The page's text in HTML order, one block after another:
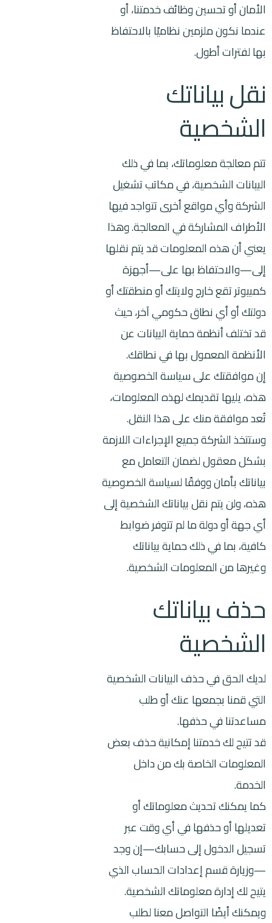
الأمان أو تحسين وظائف خدمتنا، أو
عندما نكون ملزمين نظاميًا بالاحتفاظ
بها لفترات أطول.
نقل بياناتك
الشخصية
تتم معالجة معلوماتك، بما في ذلك
البيانات الشخصية، في مكاتب تشغيل
الشركة وأي مواقع أخرى تتواجد فيها
الأطراف المشاركة في المعالجة. وهذا
يعني أن هذه المعلومات قد يتم نقلها
إلى—والاحتفاظ بها على—أجهزة
كمبيوتر تقع خارج ولايتك أو منطقتك أو
دولتك أو أي نطاق حكومي آخر، حيث
قد تختلف أنظمة حماية البيانات عن
الأنظمة المعمول بها في نطاقك.
إن موافقتك على سياسة الخصوصية
هذه، يليها تقديمك لهذه المعلومات،
تُعد موافقة منك على هذا النقل.
وستتخذ الشركة جميع الإجراءات اللازمة
بشكل معقول لضمان التعامل مع
بياناتك بأمان ووفقًا لسياسة الخصوصية
هذه، ولن يتم نقل بياناتك الشخصية إلى
أي جهة أو دولة ما لم تتوفر ضوابط
كافية، بما في ذلك حماية بياناتك
وغيرها من المعلومات الشخصية.
حذف بياناتك
الشخصية
لديك الحق في حذف البيانات الشخصية
التي قمنا بجمعها عنك أو طلب
مساعدتنا في حذفها.
قد تتيح لك خدمتنا إمكانية حذف بعض
المعلومات الخاصة بك من داخل
الخدمة.
كما يمكنك تحديث معلوماتك أو
تعديلها أو حذفها في أي وقت عبر
تسجيل الدخول إلى حسابك—إن وجد
—وزيارة قسم إعدادات الحساب الذي
يتيح لك إدارة معلوماتك الشخصية.
ويمكنك أيضًا التواصل معنا لطلب